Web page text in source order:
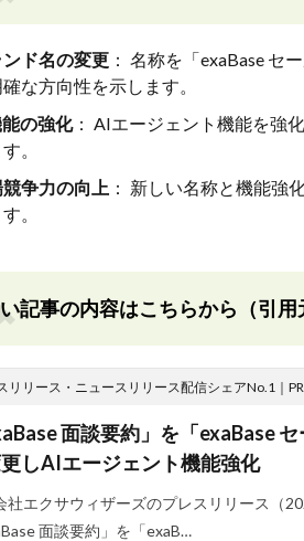
ンド名の変更 ： 名称を「exaBase セ
な方向性を示します。
の強化： AIエージェント機能を強
。
争力の向上 ： 新しい名称と機能強
。
記事の内容はこちらから（引用
リリース・ニュースリリース配信シェアNo.1｜PR
面談要約」を「exaBase
しAIエージェント機能強化
社エクサウィザーズのプレスリリース（
面談要約」を「exaB…